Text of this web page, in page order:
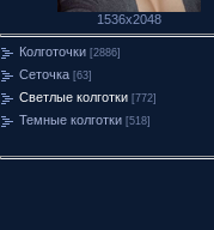
1536x2048
Колготочки [2886]
Сеточка [63]
Светлые колготки [772]
Темные колготки [518]